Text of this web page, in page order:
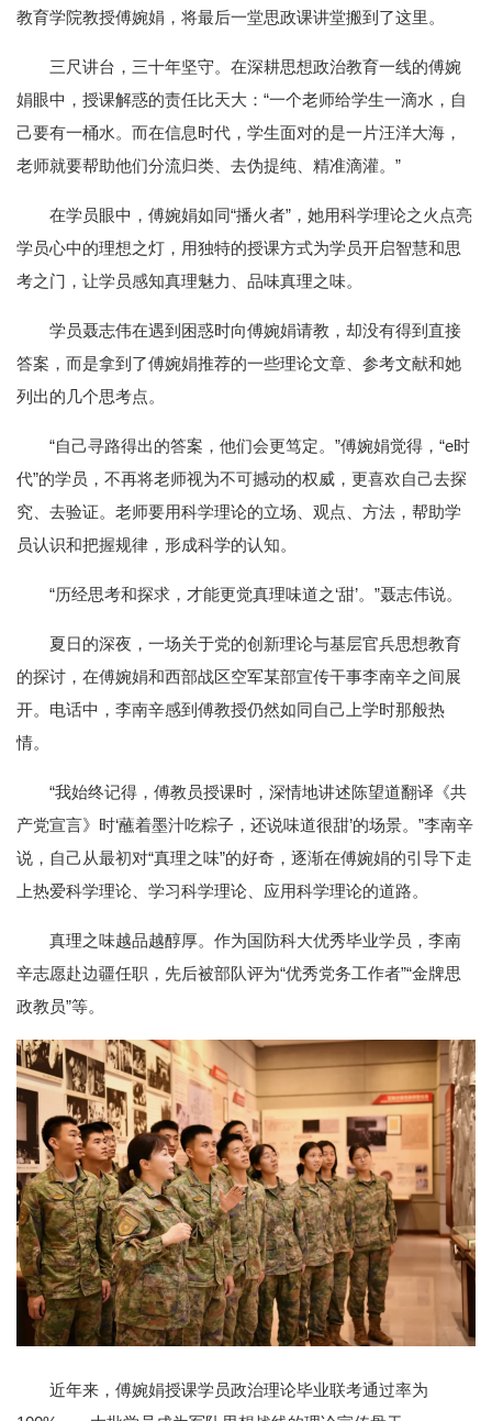
教育学院教授傅婉娟，将最后一堂思政课讲堂搬到了这里。
三尺讲台，三十年坚守。在深耕思想政治教育一线的傅婉
娟眼中，授课解惑的责任比天大：“一个老师给学生一滴水，自
己要有一桶水。而在信息时代，学生面对的是一片汪洋大海，
老师就要帮助他们分流归类、去伪提纯、精准滴灌。”
在学员眼中，傅婉娟如同“播火者”，她用科学理论之火点亮
学员心中的理想之灯，用独特的授课方式为学员开启智慧和思
考之门，让学员感知真理魅力、品味真理之味。
学员聂志伟在遇到困惑时向傅婉娟请教，却没有得到直接
答案，而是拿到了傅婉娟推荐的一些理论文章、参考文献和她
列出的几个思考点。
“自己寻路得出的答案，他们会更笃定。”傅婉娟觉得，“e时
代”的学员，不再将老师视为不可撼动的权威，更喜欢自己去探
究、去验证。老师要用科学理论的立场、观点、方法，帮助学
员认识和把握规律，形成科学的认知。
“历经思考和探求，才能更觉真理味道之‘甜’。”聂志伟说。
夏日的深夜，一场关于党的创新理论与基层官兵思想教育
的探讨，在傅婉娟和西部战区空军某部宣传干事李南辛之间展
开。电话中，李南辛感到傅教授仍然如同自己上学时那般热
情。
“我始终记得，傅教员授课时，深情地讲述陈望道翻译《共
产党宣言》时‘蘸着墨汁吃粽子，还说味道很甜’的场景。”李南辛
说，自己从最初对“真理之味”的好奇，逐渐在傅婉娟的引导下走
上热爱科学理论、学习科学理论、应用科学理论的道路。
真理之味越品越醇厚。作为国防科大优秀毕业学员，李南
辛志愿赴边疆任职，先后被部队评为“优秀党务工作者”“金牌思
政教员”等。
近年来，傅婉娟授课学员政治理论毕业联考通过率为